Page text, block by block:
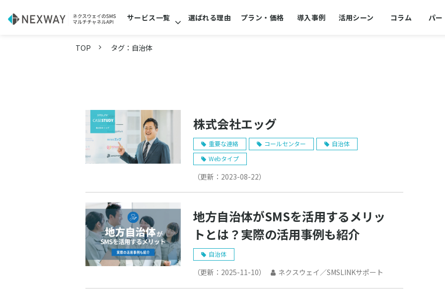
サービス一覧 選ばれる理由 プラン・価格 導入事例 活用シーン コラム パー
TOP タグ：自治体
株式会社エッグ
重要な連絡 コールセンター
自治体
Webタイプ
（更新： 2023-08-22）
地方自治体がSMSを活用するメリッ
トとは？実際の活用事例も紹介
自治体
（更新： 2025-11-10） ネクスウェイ／SMSLINKサポート